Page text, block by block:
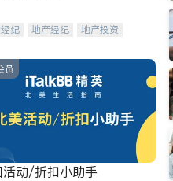
纪 地产经纪
地产投资
员
活动/折扣小助手